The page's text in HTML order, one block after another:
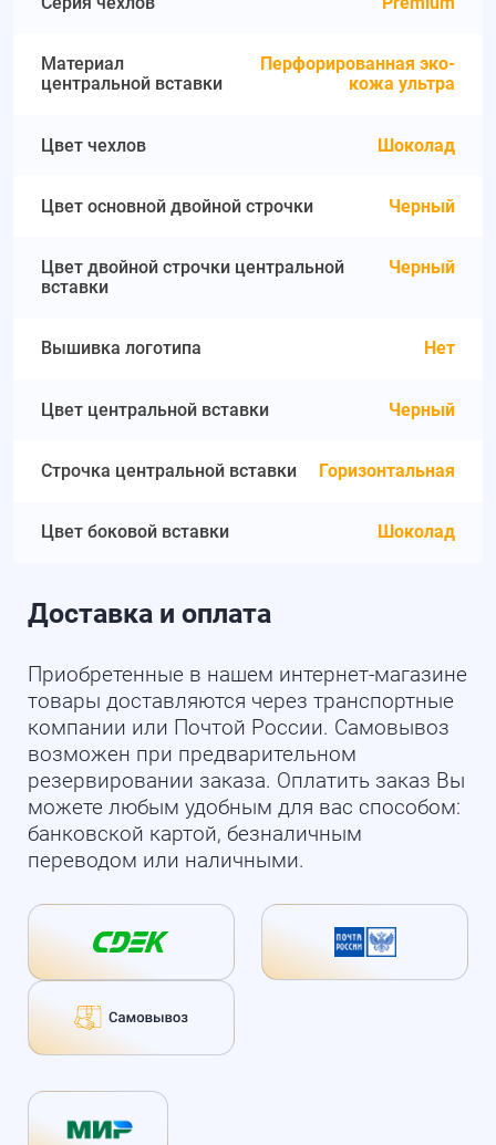
Материал
центральной вставки
Перфорированная эко-
кожа ультра
Цвет чехлов Шоколад
Цвет основной двойной строчки Черный
Цвет двойной строчки центральной
вставки
Черный
Вышивка логотипа Нет
Цвет центральной вставки Черный
Строчка центральной вставки Горизонтальная
Цвет боковой вставки Шоколад
Доставка и оплата
Приобретенные в нашем интернет-магазине
товары доставляются через транспортные
компании или Почтой России. Самовывоз
возможен при предварительном
резервировании заказа. Оплатить заказ Вы
можете любым удобным для вас способом:
банковской картой, безналичным
переводом или наличными.